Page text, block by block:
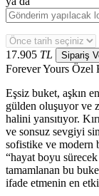
17.905 TL Sipariş
Forever Yours Özel
Eşsiz buket, aşkın
gülden oluşuyor ve
halini yansıtıyor.
ve sonsuz sevgiyi
sofistike ve modern
“hayat boyu sürecek
tamamlanan bu
ifade etmenin en